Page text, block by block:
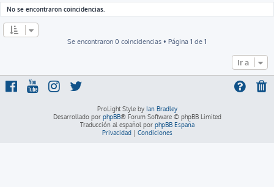
No se encontraron coincidencias.
Se encontraron 0 coincidencias • Página 1 de 1
Ir a
ProLight Style by Ian Bradley
Desarrollado por phpBB® Forum Software © phpBB Limited
Traducción al español por phpBB España
Privacidad| Condiciones